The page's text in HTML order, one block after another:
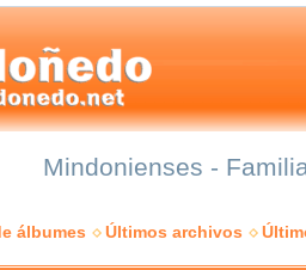
Mindonienses -
álbumes Últimos archivos